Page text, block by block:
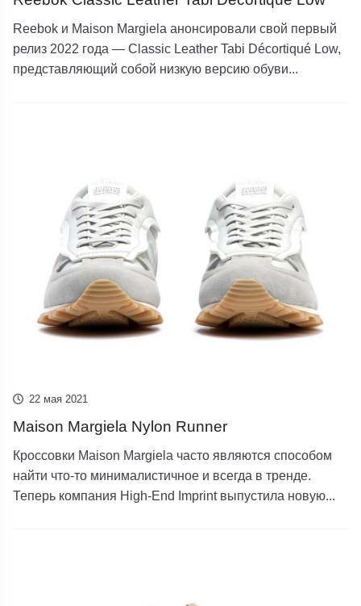
Reebok и Maison Margiela анонсировали свой первый
релиз 2022 года — Classic Leather Tabi Décortiqué Low,
представляющий собой низкую версию обуви...
22 мая 2021
Maison Margiela Nylon Runner
Кроссовки Maison Margiela часто являются способом
найти что-то минималистичное и всегда в тренде.
Теперь компания High-End Imprint выпустила новую...